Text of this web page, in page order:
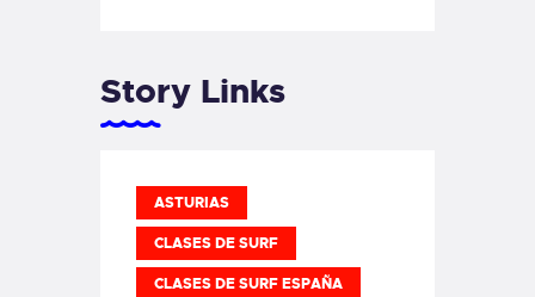
Story Links
ASTURIAS
CLASES DE SURF
CLASES DE SURF ESPAÑA